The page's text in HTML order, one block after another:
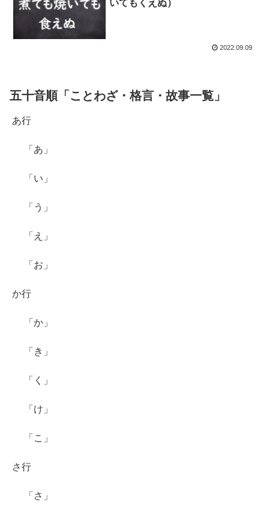
いてもくえぬ）
2022.09.09
五十音順「ことわざ・格言・故事一覧」
あ行
「あ」
「い」
「う」
「え」
「お」
か行
「か」
「き」
「く」
「け」
「こ」
さ行
「さ」